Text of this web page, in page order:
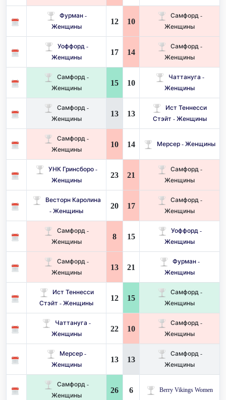
Фурман -
Женщины
12 10
Самфорд -
Женщины
Уоффорд -
Женщины
17 14
Самфорд -
Женщины
Самфорд -
Женщины
15 10
Чаттануга -
Женщины
Самфорд -
Женщины
13 13
Ист Теннесси
Стэйт - Женщины
Самфорд -
Женщины
10 14 Мерсер - Женщины
УНК Гринсборо -
Женщины
23 21
Самфорд -
Женщины
Весторн Каролина
- Женщины
20 17
Самфорд -
Женщины
Самфорд -
Женщины
8 15
Уоффорд -
Женщины
Самфорд -
Женщины
13 21
Фурман -
Женщины
Ист Теннесси
Стэйт - Женщины
12 15
Самфорд -
Женщины
Чаттануга -
Женщины
22 10
Самфорд -
Женщины
Мерсер -
Женщины
13 13
Самфорд -
Женщины
Самфорд -
Женщины
26 6 Berry Vikings Women